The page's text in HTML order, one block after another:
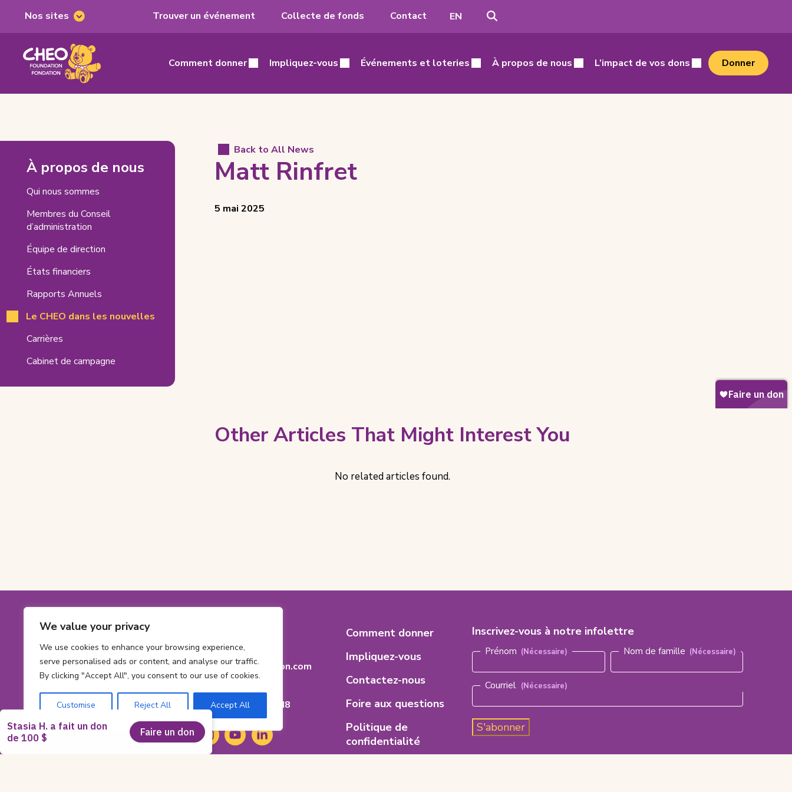
We value your privacy
We use cookies to enhance your browsing experience,
serve personalised ads or content, and analyse our traffic.
By clicking "Accept All", you consent to our use of cookies.
Customise Reject All Accept All
Nos
sites
Nos sites Trouver un événement Collecte de fonds Contact ENPasser
l'anglais
Fondation
du
CHEO,
Main
Comment donner Impliquez-vous Événements et loteries À propos de nous L’impact de vos dons Donner
Rinfret
Related
Pages
À propos de nous
Qui nous sommes
Membres du Conseil
d’administration
Équipe de direction
États financiers
Rapports Annuels
Le CHEO dans les nouvelles
Carrières
Cabinet de campagne
Back to All News
Matt Rinfret
Posted
View
5 mai 2025
Other Articles That Might Interest You
No related articles found.
Footer
sans
frais:
Numéro
de
telephone:
613 737-2780
Adresse
courriel:
info@cheofoundation.com
Address
415 Smyth Rd
Ottawa,ONOntario
K1H 8M8
1-
H-
Social
Media
Facebook
(s'ouvre
dans
Instagram
(s'ouvre
dans
YouTube
(s'ouvre
dans
LinkedIn
(s'ouvre
dans
Footer
Menu
Comment donner
Impliquez-vous
Contactez-nous
Foire aux questions
Politique de
confidentialité
Inscrivez-vous à notre infolettre
Prénom Nom de famille
Courriel (Nécessaire)
S'abonner